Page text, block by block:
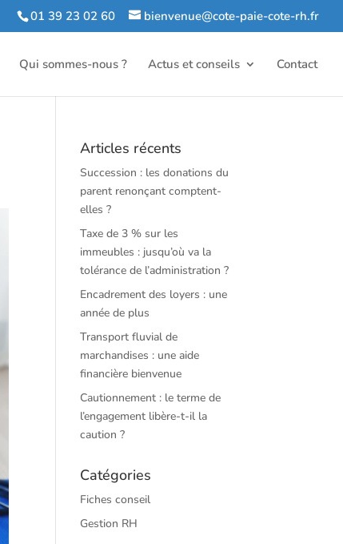
01 39 23 02 60 bienvenue@cote-paie-cote-rh.fr
Qui sommes-nous ? Actus et conseils Contact
Articles récents
Succession : les donations du
parent renonçant comptent-
elles ?
Taxe de 3 % sur les
immeubles : jusqu’où va la
tolérance de l’administration ?
Encadrement des loyers : une
année de plus
Transport fluvial de
marchandises : une aide
financière bienvenue
Cautionnement : le terme de
l’engagement libère-t-il la
caution ?
Catégories
Fiches conseil
Gestion RH